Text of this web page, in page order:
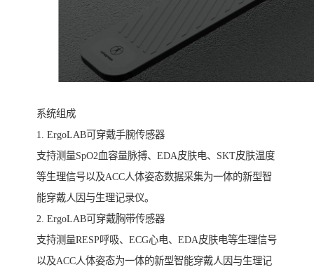
系统组成
1. ErgoLAB可穿戴手腕传感器
支持测量SpO2血容量脉搏、EDA皮肤电、SKT皮肤温度
等生理信号以及ACC人体姿态数据采集为一体的新型智
能穿戴人因与生理记录仪。
2. ErgoLAB可穿戴胸带传感器
支持测量RESP呼吸、ECG心电、EDA皮肤电等生理信号
以及ACC人体姿态为一体的新型智能穿戴人因与生理记